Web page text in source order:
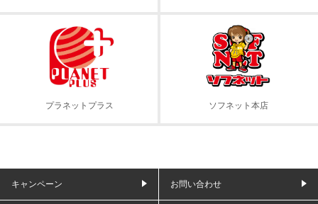
プラネットプラス ソフネット本店
キャンペーン お問い合わせ